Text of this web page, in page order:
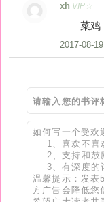
xh VIP☆
菜鸡
2017-08-19